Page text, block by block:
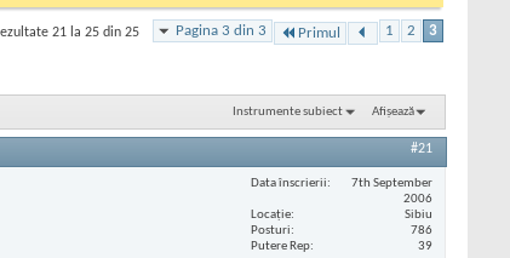
Pagina 3 din 3 Primul 1 2 3
21 la 25 din 25
Instrumente subiect Afișează
#21
Data înscrierii
7th September
2006
Locaţie
Sibiu
Posturi
786
Putere Rep
39